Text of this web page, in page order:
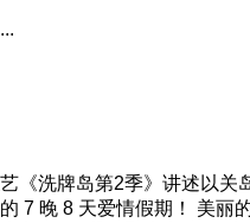
《洗牌岛第2季》讲述以关
7 晚 8 天爱情假期！ 美丽